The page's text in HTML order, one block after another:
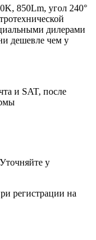
850Lm, угол 240°
дилерами
дешевле чем у
и SAT, после
у
регистрации на